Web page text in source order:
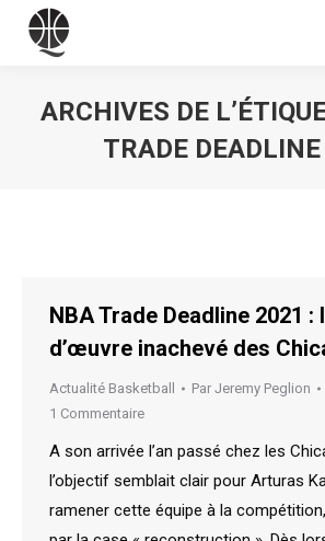
ARCHIVES DE
TRADE
NBA Trade Deadline 2021 :
d’œuvre inachevé des
Actualité Basketball Par Jeremy Peglion
1 Commentaire
A son arrivée l’an passé chez les
l’objectif semblait clair pour Arturas
ramener cette équipe à la